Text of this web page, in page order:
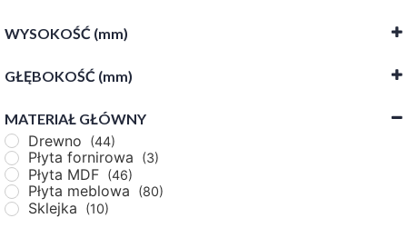
WYSOKOŚĆ (mm)
GŁĘBOKOŚĆ (mm)
MATERIAŁ GŁÓWNY
Drewno (44)
Płyta fornirowa (3)
Płyta MDF (46)
Płyta meblowa (80)
Sklejka (10)